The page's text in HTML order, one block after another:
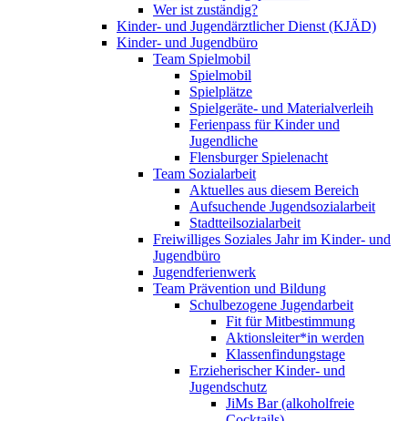
Wer ist zuständig?
Kinder- und Jugendärztlicher Dienst (KJÄD)
Kinder- und Jugendbüro
Team Spielmobil
Spielmobil
Spielplätze
Spielgeräte- und Materialverleih
Ferienpass für Kinder und
Jugendliche
Flensburger Spielenacht
Team Sozialarbeit
Aktuelles aus diesem Bereich
Aufsuchende Jugendsozialarbeit
Stadtteilsozialarbeit
Freiwilliges Soziales Jahr im Kinder- und
Jugendbüro
Jugendferienwerk
Team Prävention und Bildung
Schulbezogene Jugendarbeit
Fit für Mitbestimmung
Aktionsleiter*in werden
Klassenfindungstage
Erzieherischer Kinder- und
Jugendschutz
JiMs Bar (alkoholfreie